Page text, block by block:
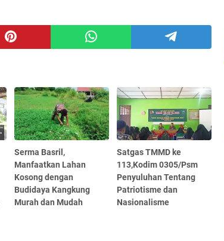
Serma Basril,
Manfaatkan Lahan
Kosong dengan
Budidaya Kangkung
Murah dan Mudah
Satgas TMMD ke
113,Kodim 0305/Psm
Penyuluhan Tentang
Patriotisme dan
Nasionalisme